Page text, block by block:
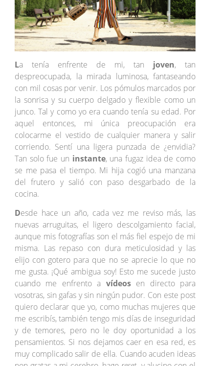
La tenía enfrente de mi, tan joven, tan
despreocupada, la mirada luminosa, fantaseando
con mil cosas por venir. Los pómulos marcados por
la sonrisa y su cuerpo delgado y flexible como un
junco. Tal y como yo era cuando tenía su edad. Por
aquel entonces, mi única preocupación era
colocarme el vestido de cualquier manera y salir
corriendo. Sentí una ligera punzada de ¿envidia?
Tan solo fue un instante, una fugaz idea de como
se me pasa el tiempo. Mi hija cogió una manzana
del frutero y salió con paso desgarbado de la
cocina.
Desde hace un año, cada vez me reviso más, las
nuevas arruguitas, el ligero descolgamiento facial,
aunque mis fotografías son el más fiel espejo de mi
misma. Las repaso con dura meticulosidad y las
elijo con gotero para que no se aprecie lo que no
me gusta. ¡Qué ambigua soy! Esto me sucede justo
cuando me enfrento a vídeosen directo para
vosotras, sin gafas y sin ningún pudor. Con este post
quiero declarar que yo, como muchas mujeres que
me escribís, también tengo mis días de inseguridad
y de temores, pero no le doy oportunidad a los
pensamientos. Si nos dejamos caer en esa red, es
muy complicado salir de ella. Cuando acuden ideas